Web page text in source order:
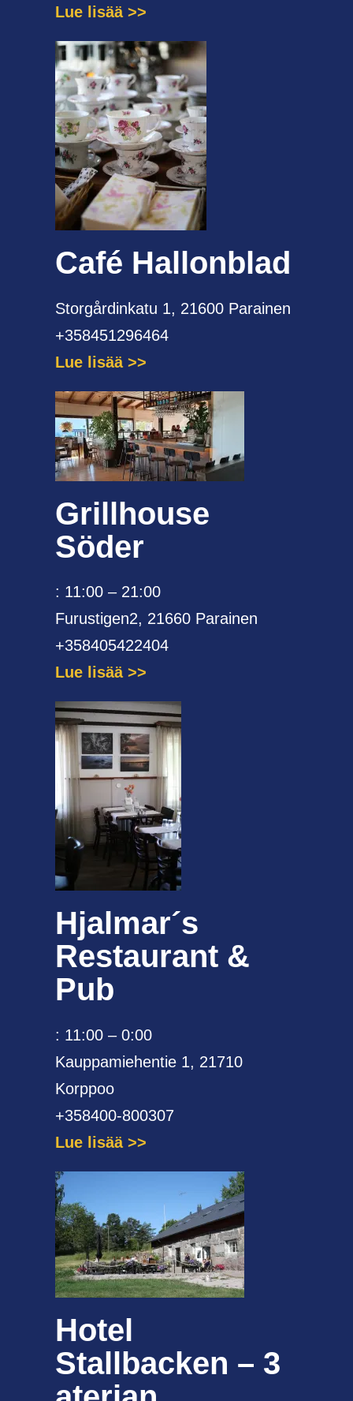
Lue lisää
Café Hallonblad
Storgårdinkatu 1, 21600 Parainen
+358451296464
Lue lisää
Grillhouse
Söder
: 11:00 – 21:00
Furustigen2, 21660 Parainen
+358405422404
Lue lisää
Hjalmar´s
Restaurant &
Pub
: 11:00 – 0:00
Kauppamiehentie 1, 21710
Korppoo
+358400-800307
Lue lisää
Hotel
Stallbacken – 3